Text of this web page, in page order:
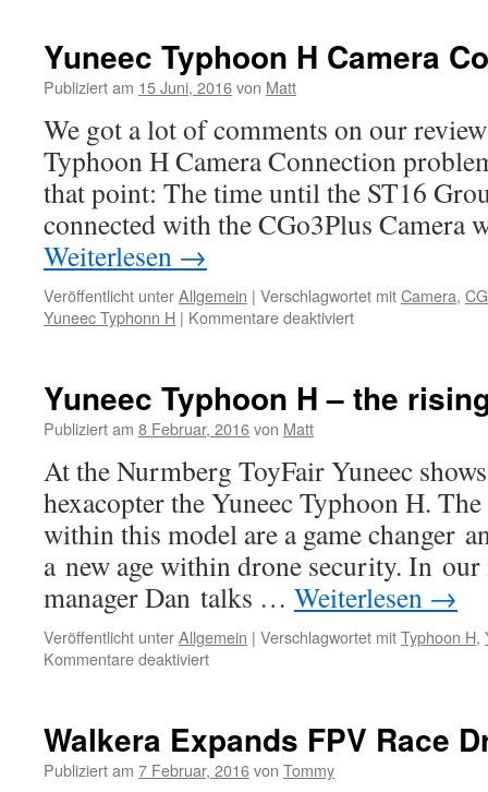
Based
Drone
step
further
Yuneec Typhoon H Camera
Publiziert am 15 Juni, 2016von Matt
We got a lot of comments on our
Typhoon H Camera Connection
that point: The time until the ST16
connected with the CGo3Plus Camera
Weiterlesen →
Veröffentlicht unterAllgemein | Verschlagwortet mitCamera,
Yuneec Typhonn H | Kommentare deaktiviert
H
Camera
Yuneec Typhoon H – the
Publiziert am 8 Februar, 2016von Matt
At the Nurmberg ToyFair Yuneec
hexacopter the Yuneec Typhoon H.
within this model are a game changer
a new age within drone security. In
manager Dan talks … Weiterlesen →
Veröffentlicht unterAllgemein | Verschlagwortet mitTyphoon H,
Kommentare deaktiviert
–
the
Walkera Expands FPV Race
Publiziert am 7 Februar, 2016von Tommy